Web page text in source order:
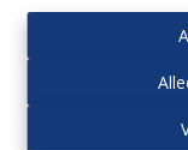
Onderworpen